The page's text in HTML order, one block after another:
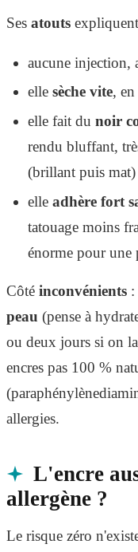
Ses atouts
aucune injection,
elle sèche vite,
elle fait du noir
rendu bluffant,
(brillant puis mat)
elle adhère fort
tatouage moins
énorme pour une
Côté inconvénients :
peau (pense à
ou deux jours si on
encres pas 100 %
allergies.
L'encre
allergène ?
Le risque zéro